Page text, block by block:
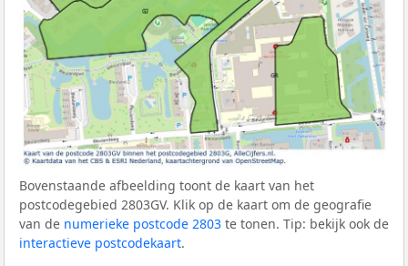
Bovenstaande afbeelding toont de kaart van het
postcodegebied 2803GV. Klik op de kaart om de geografie
van de numerieke postcode 2803 te tonen. Tip: bekijk ook de
interactieve postcodekaart.